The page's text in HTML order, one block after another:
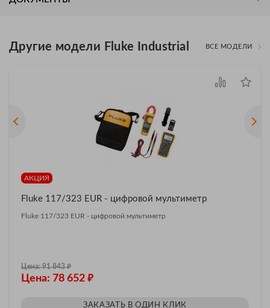
Другие модели Fluke Industrial ВСЕ МОДЕЛИ
АКЦИЯ
Fluke 117/323 EUR - цифровой мультиметр
Fluke 117/323 EUR - цифровой мультиметр
Цена: 91 843₽
Цена: 78 652 ₽
ЗАКАЗАТЬ В ОДИН КЛИК